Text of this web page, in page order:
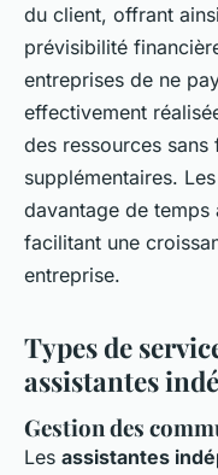
du client, offrant
prévisibilité
entreprises de ne
effectivement
des ressources
supplémentaires.
davantage de
facilitant une
entreprise.
Types de
assistantes
Gestion des
Les assistantes